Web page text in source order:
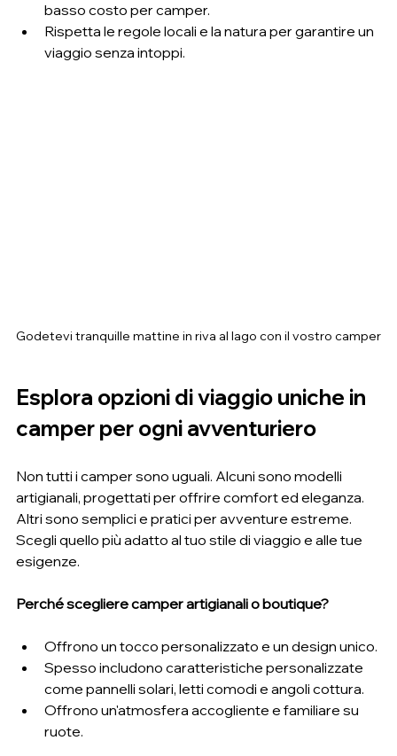
basso costo per camper.
Rispetta le regole locali e la natura per garantire un
viaggio senza intoppi.
Godetevi tranquille mattine in riva al lago con il vostro camper
Esplora opzioni di viaggio uniche in
camper per ogni avventuriero
Non tutti i camper sono uguali. Alcuni sono modelli
artigianali, progettati per offrire comfort ed eleganza.
Altri sono semplici e pratici per avventure estreme.
Scegli quello più adatto al tuo stile di viaggio e alle tue
esigenze.
Perché scegliere camper artigianali o boutique?
Offrono un tocco personalizzato e un design unico.
Spesso includono caratteristiche personalizzate
come pannelli solari, letti comodi e angoli cottura.
Offrono un'atmosfera accogliente e familiare su
ruote.